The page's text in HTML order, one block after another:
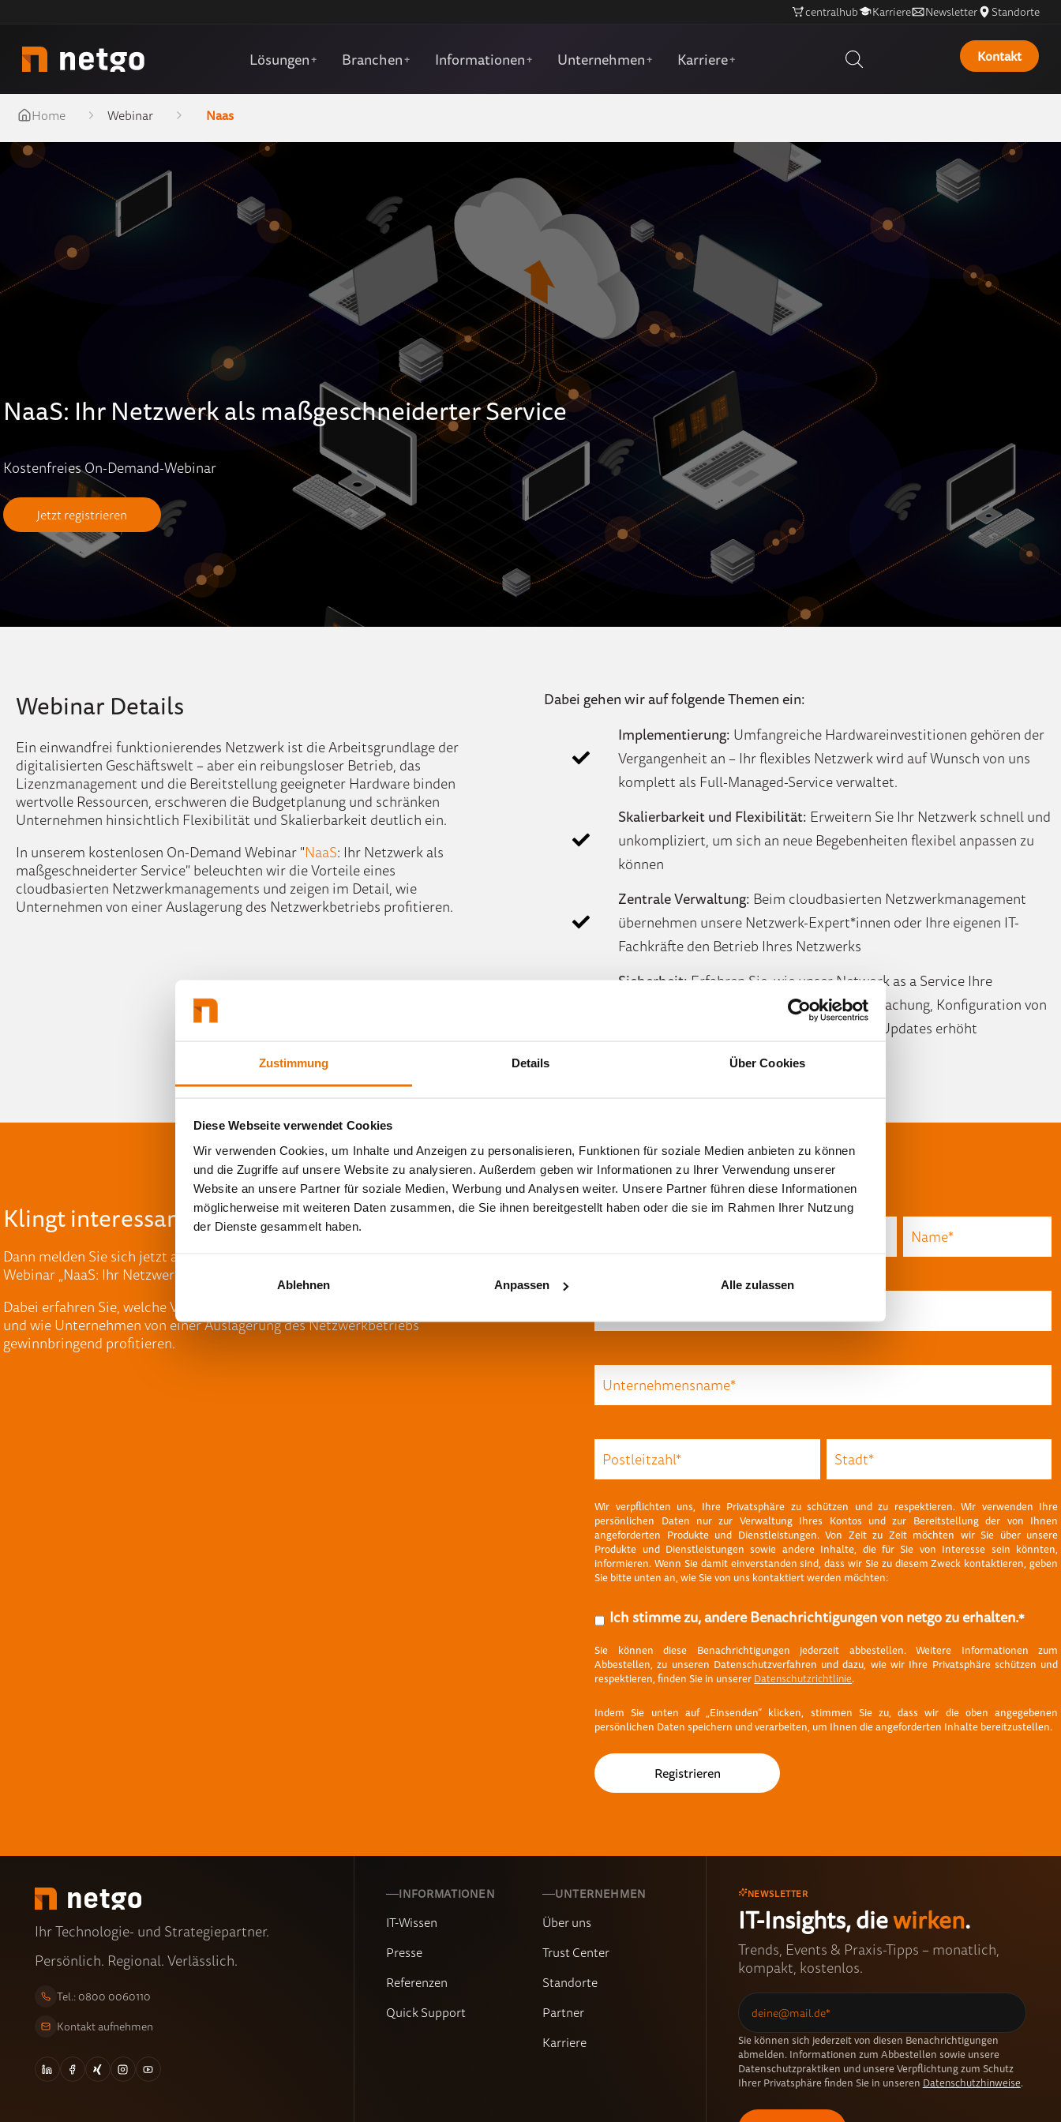
Zustimmung Details Über Cookies
Diese Webseite verwendet Cookies
Wir verwenden Cookies, um Inhalte und Anzeigen zu personalisieren, Funktionen für soziale Medien anbieten zu können
und die Zugriffe auf unsere Website zu analysieren. Außerdem geben wir Informationen zu Ihrer Verwendung unserer
Website an unsere Partner für soziale Medien, Werbung und Analysen weiter. Unsere Partner führen diese Informationen
möglicherweise mit weiteren Daten zusammen, die Sie ihnen bereitgestellt haben oder die sie im Rahmen Ihrer Nutzung
der Dienste gesammelt haben.
Ablehnen Anpassen Alle zulassen
centralhub Karriere Newsletter Standorte
Lösungen+ Branchen+ Informationen+ Unternehmen+ Karriere+ Kontakt
Home Webinar Naas
NaaS: Ihr Netzwerk als maßgeschneiderter Service
Kostenfreies On-Demand-Webinar
Jetzt registrieren
Webinar Details
Ein einwandfrei funktionierendes Netzwerk ist die Arbeitsgrundlage der
digitalisierten Geschäftswelt – aber ein reibungsloser Betrieb, das
Lizenzmanagement und die Bereitstellung geeigneter Hardware binden
wertvolle Ressourcen, erschweren die Budgetplanung und schränken
Unternehmen hinsichtlich Flexibilität und Skalierbarkeit deutlich ein.
In unserem kostenlosen On-Demand Webinar "NaaS: Ihr Netzwerk als
maßgeschneiderter Service" beleuchten wir die Vorteile eines
cloudbasierten Netzwerkmanagements und zeigen im Detail, wie
Unternehmen von einer Auslagerung des Netzwerkbetriebs profitieren.
Dabei gehen wir auf folgende Themen ein:
Implementierung: Umfangreiche Hardwareinvestitionen gehören der
Vergangenheit an – Ihr flexibles Netzwerk wird auf Wunsch von uns
komplett als Full-Managed-Service verwaltet.
Skalierbarkeit und Flexibilität: Erweitern Sie Ihr Netzwerk schnell und
unkompliziert, um sich an neue Begebenheiten flexibel anpassen zu
können
Zentrale Verwaltung: Beim cloudbasierten Netzwerkmanagement
übernehmen unsere Netzwerk-Expert*innen oder Ihre eigenen IT-
Fachkräfte den Betrieb Ihres Netzwerks
Sicherheit:Erfahren Sie, wie unser Network as a Service Ihre
Netzwerksicherheit durch proaktive Überwachung, Konfiguration von
Sicherheitsprotokollen und automatische Updates erhöht
Klingt interessant?
Dann melden Sie sich jetzt an zu unserem kostenfreien On-Demand
Webinar „NaaS: Ihr Netzwerk als maßgeschneiderter Service“.
Dabei erfahren Sie, welche Vorteile der netgo Network as a Service bietet
und wie Unternehmen von einer Auslagerung des Netzwerkbetriebs
gewinnbringend profitieren.
Wir verpflichten uns, Ihre Privatsphäre zu schützen und zu respektieren. Wir verwenden Ihre
persönlichen Daten nur zur Verwaltung Ihres Kontos und zur Bereitstellung der von Ihnen
angeforderten Produkte und Dienstleistungen. Von Zeit zu Zeit möchten wir Sie über unsere
Produkte und Dienstleistungen sowie andere Inhalte, die für Sie von Interesse sein könnten,
informieren. Wenn Sie damit einverstanden sind, dass wir Sie zu diesem Zweck kontaktieren, geben
Sie bitte unten an, wie Sie von uns kontaktiert werden möchten:
Ich stimme zu, andere Benachrichtigungen von netgo zu erhalten.*
Sie können diese Benachrichtigungen jederzeit abbestellen. Weitere Informationen zum
Abbestellen, zu unseren Datenschutzverfahren und dazu, wie wir Ihre Privatsphäre schützen und
respektieren, finden Sie in unserer Datenschutzrichtlinie.
Indem Sie unten auf „Einsenden“ klicken, stimmen Sie zu, dass wir die oben angegebenen
persönlichen Daten speichern und verarbeiten, um Ihnen die angeforderten Inhalte bereitzustellen.
Ihr Technologie- und Strategiepartner.
Persönlich. Regional. Verlässlich.
Tel.: 0800 0060110
Kontakt aufnehmen
INFORMATIONEN
IT-Wissen
Presse
Referenzen
Quick Support
UNTERNEHMEN
Über uns
Trust Center
Standorte
Partner
Karriere
NEWSLETTER
IT-Insights, diewirken.
Trends, Events & Praxis-Tipps – monatlich,
kompakt, kostenlos.
Sie können sich jederzeit von diesen Benachrichtigungen
abmelden. Informationen zum Abbestellen sowie unsere
Datenschutzpraktiken und unsere Verpflichtung zum Schutz
Ihrer Privatsphäre finden Sie in unseren Datenschutzhinweise.